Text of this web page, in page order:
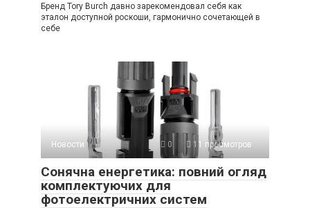
Бренд Tory Burch давно зарекомендовал себя как
эталон доступной роскоши, гармонично сочетающей в
себе
Новости 0 11 просмотров
Сонячна енергетика: повний огляд
комплектуючих для
фотоелектричних систем